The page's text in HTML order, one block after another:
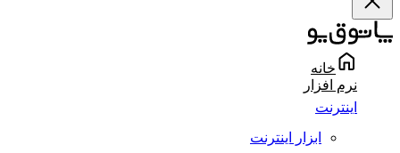
خانه
نرم افزار
اینترنت
ابزار اینترنت